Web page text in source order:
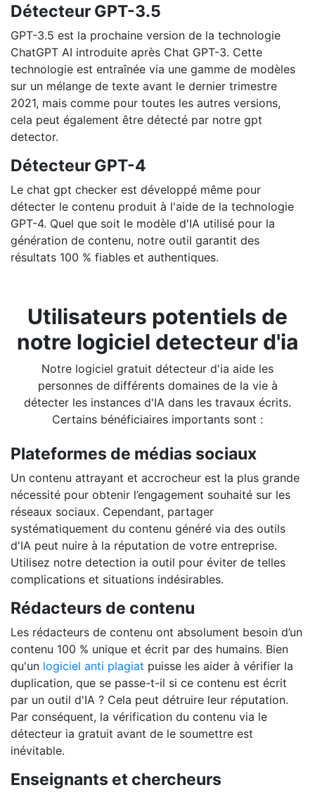
Détecteur GPT-3.5
GPT-3.5 est la prochaine version de la technologie
ChatGPT AI introduite après Chat GPT-3. Cette
technologie est entraînée via une gamme de modèles
sur un mélange de texte avant le dernier trimestre
2021, mais comme pour toutes les autres versions,
cela peut également être détecté par notre gpt
detector.
Détecteur GPT-4
Le chat gpt checker est développé même pour
détecter le contenu produit à l'aide de la technologie
GPT-4. Quel que soit le modèle d'IA utilisé pour la
génération de contenu, notre outil garantit des
résultats 100 % fiables et authentiques.
Utilisateurs potentiels de
notre logiciel detecteur d'ia
Notre logiciel gratuit détecteur d'ia aide les
personnes de différents domaines de la vie à
détecter les instances d'IA dans les travaux écrits.
Certains bénéficiaires importants sont :
Plateformes de médias sociaux
Un contenu attrayant et accrocheur est la plus grande
nécessité pour obtenir l’engagement souhaité sur les
réseaux sociaux. Cependant, partager
systématiquement du contenu généré via des outils
d'IA peut nuire à la réputation de votre entreprise.
Utilisez notre detection ia outil pour éviter de telles
complications et situations indésirables.
Rédacteurs de contenu
Les rédacteurs de contenu ont absolument besoin d’un
contenu 100 % unique et écrit par des humains. Bien
qu'un logiciel anti plagiat puisse les aider à vérifier la
duplication, que se passe-t-il si ce contenu est écrit
par un outil d'IA ? Cela peut détruire leur réputation.
Par conséquent, la vérification du contenu via le
détecteur ia gratuit avant de le soumettre est
inévitable.
Enseignants et chercheurs